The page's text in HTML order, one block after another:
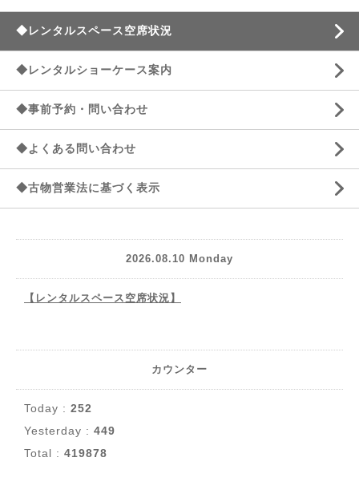
◆レンタルスペース空席状況
◆レンタルショーケース案内
◆事前予約・問い合わせ
◆よくある問い合わせ
◆古物営業法に基づく表示
2026.08.10 Monday
【レンタルスペース空席状況】
カウンター
Today : 252
Yesterday : 449
Total : 419878